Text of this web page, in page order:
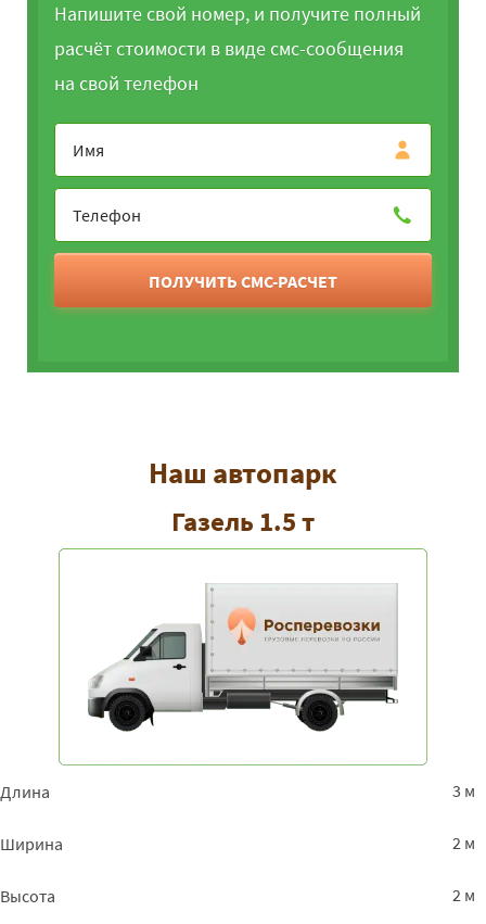
Напишите свой номер, и получите полный
расчёт стоимости в виде смс-сообщения
на свой телефон
ПОЛУЧИТЬ СМС-РАСЧЕТ
Наш автопарк
Газель 1.5 т
Длина 3 м
Ширина 2 м
Высота 2 м